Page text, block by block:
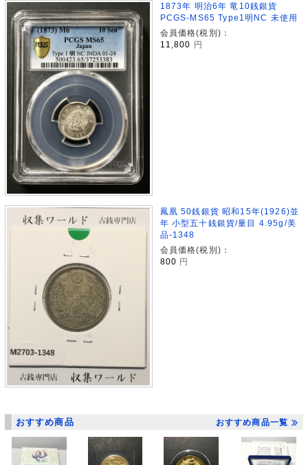
1873年 明治6年 竜10銭銀貨
PCGS-MS65 Type1明NC 未使用
会員価格(税別)：
11,800
円
鳳凰 50銭銀貨 昭和15年(1926)並
年 小型五十銭銀貨/量目 4.95g/美
品-1348
会員価格(税別)：
800 円
おすすめ商品 おすすめ商品一覧